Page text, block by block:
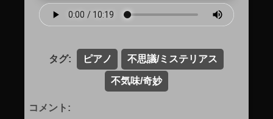
タグ: ピアノ
不思議/ミステリアス
不気味/奇妙
コメント: